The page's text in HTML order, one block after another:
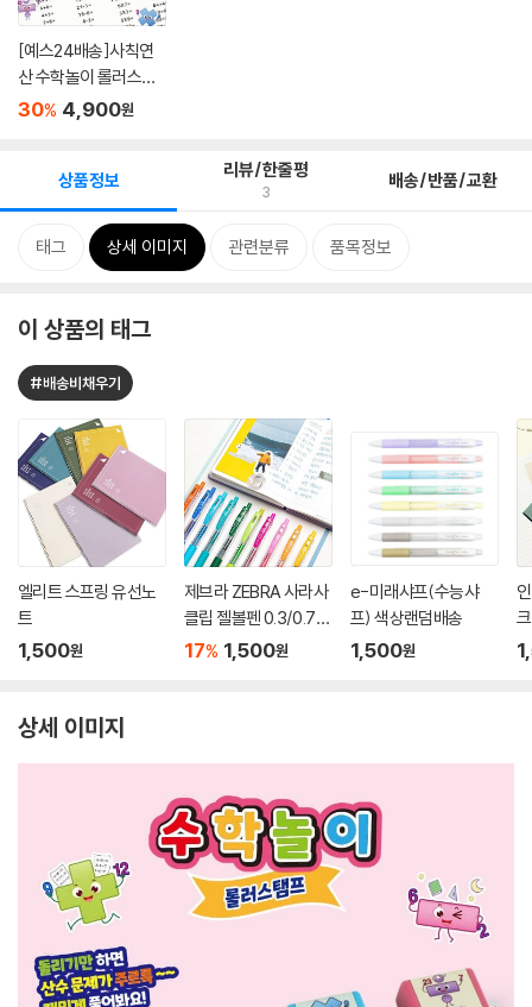
[예스24배송]사칙연
산 수학놀이 롤러스탬
프
30% 4,900원
상품정보 리뷰/한줄평
3 배송/반품/교환
태그 상세 이미지 관련분류 품목정보
이 상품의 태그
#배송비채우기
엘리트 스프링 유선노
트
1,500원
제브라 ZEBRA 사라사
클립 젤볼펜 0.3/0.7m
m
17% 1,500원
e-미래샤프(수능샤
프) 색상랜덤배송
1,500원
크
상세 이미지